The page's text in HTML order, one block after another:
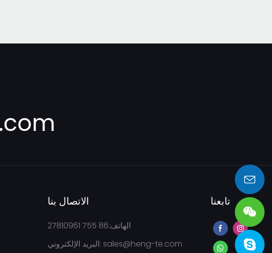
الاتصال بنا
الهاتف:86 755 27810961
البريد الإلكتروني: sales@heng-te.com
تابعنا